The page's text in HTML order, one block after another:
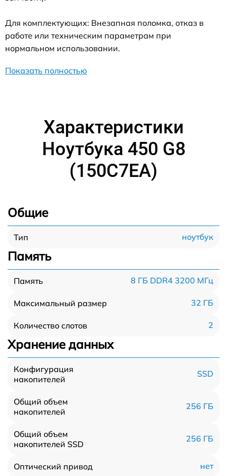
Для комплектующих: Внезапная поломка, отказ в
работе или техническим параметрам при
нормальном использовании.
Показать полностью
Характеристики
Ноутбука 450 G8
(150C7EA)
Общие
Тип ноутбук
Память
Память 8 ГБ DDR4 3200 МГц
Максимальный размер 32 ГБ
Количество слотов 2
Хранение данных
Конфигурация
накопителей
SSD
Общий объем
накопителей
256 ГБ
Общий объем
накопителей SSD
256 ГБ
Оптический привод нет